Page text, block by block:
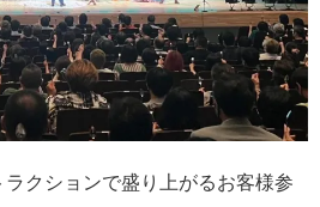
クションで盛り上がるお客様参